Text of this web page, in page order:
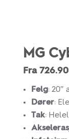
MG
Fra
Felg: 20″
Dører:
Tak: